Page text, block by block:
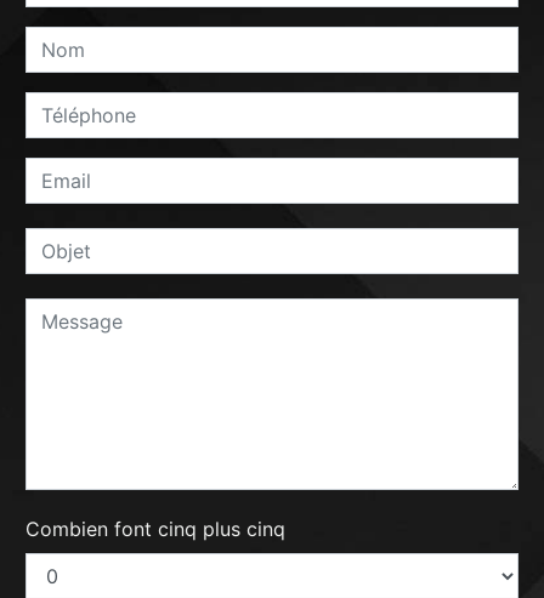
Combien font cinq plus cinq